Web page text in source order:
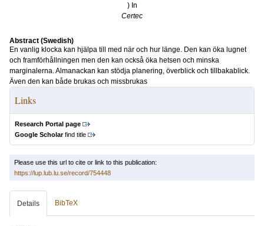
) In
Certec
Abstract (Swedish)
En vanlig klocka kan hjälpa till med när och hur länge. Den kan öka lugnet
och framförhållningen men den kan också öka hetsen och minska
marginalerna. Almanackan kan stödja planering, överblick och tillbakablick.
Även den kan både brukas och missbrukas
Links
Research Portal page
Google Scholarfind title
Please use this url to cite or link to this publication:
https://lup.lub.lu.se/record/754448
Details BibTeX